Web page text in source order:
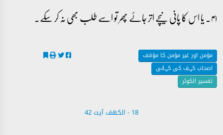
۴۱۔ یا اس کا پانی نیچے اتر جائے پھر تو اسے طلب بھی نہ کر سکے۔
مؤمن اور غیر مؤمن کا مؤقف
اصحاب کہف کی کہانی
تفسیر الکوثر
18 - ‎الكهف آیت 42